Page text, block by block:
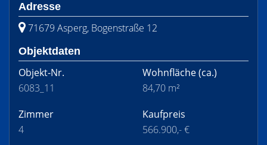
Adresse
71679 Asperg, Bogenstraße 12
Objektdaten
Objekt-Nr.
6083_11
Wohnfläche(ca.)
84,70 m²
Zimmer
4
Kaufpreis
566.900,- €